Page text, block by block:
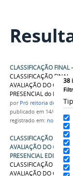
38
CLASSIFICAÇÃO
CLASSIFICAÇÃO FINAL
AVALIAÇÃO DO
PRESENCIAL do
por Pró reitoria de
publicado em 14/07/2017
registrado em: notici
CLASSIFICAÇÃO FINAL
AVALIAÇÃO DO
PRESENCIAL EDITAL
CLASSIFICAÇÃO FINAL
AVALIAÇÃO DO